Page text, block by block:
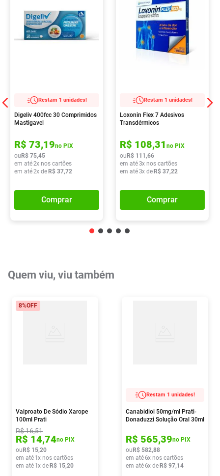
Restam 1 unidades!
Digeliv 400fcc 30 Comprimidos
Mastigavel
R$ 73,19no PIX
ou R$ 75,45
em até2x nos cartões
em até2x de R$ 37,72
Comprar
Restam 1 unidades!
Loxonin Flex 7 Adesivos
Transdérmicos
R$ 108,31 no PIX
ou R$ 111 ,66
em até3x nos cartões
em até3x de R$ 37,22
Comprar
Quem viu, viu também
8%OFF
Valproato De Sódio Xarope
100ml Prati
R$16,51
R$ 14,74no PIX
ou R$ 15,20
em até 1x nos cartões
em até 1x de R$ 15,20
Restam 1 unidades!
Canabidiol 50mg/ml Prati-
Donaduzzi Solução Oral 30ml
R$ 565,39no PIX
ou R$ 582,88
em até6x nos cartões
em até6x de R$ 97,14